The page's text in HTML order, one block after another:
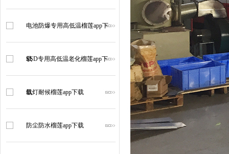
电池防爆专用高低温榴莲app下
载
SSD专用高低温老化榴莲app下
载
氙灯耐候榴莲app下载
防尘防水榴莲app下载